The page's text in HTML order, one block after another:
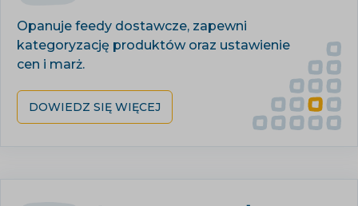
Opanuje feedy dostawcze, zapewni
kategoryzację produktów oraz ustawienie
cen i marż.
DOWIEDZ SIĘ WIĘCEJ